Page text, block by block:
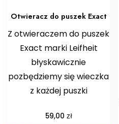
Otwieracz do puszek Exact
Z otwieraczem do puszek
Exact marki Leifheit
błyskawicznie
pozbędziemy się wieczka
z każdej puszki
59,00 zł